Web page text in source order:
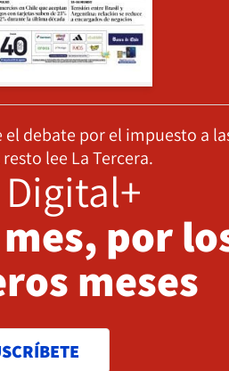
debate por el impuesto a
lee La Tercera.
por
meses